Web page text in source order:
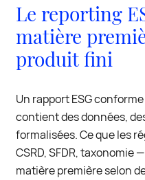
Le reporting
matière
produit fini
Un rapport ESG
contient des données,
formalisées. Ce que les
CSRD, SFDR, taxonomie
matière première selon